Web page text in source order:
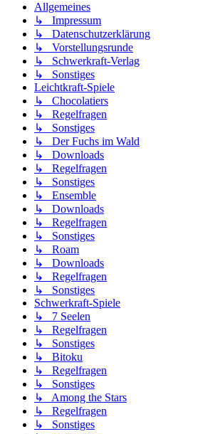
Allgemeines
↳ Impressum
↳ Datenschutzerklärung
↳ Vorstellungsrunde
↳ Schwerkraft-Verlag
↳ Sonstiges
Leichtkraft-Spiele
↳ Chocolatiers
↳ Regelfragen
↳ Sonstiges
↳ Der Fuchs im Wald
↳ Downloads
↳ Regelfragen
↳ Sonstiges
↳ Ensemble
↳ Downloads
↳ Regelfragen
↳ Sonstiges
↳ Roam
↳ Downloads
↳ Regelfragen
↳ Sonstiges
Schwerkraft-Spiele
↳ 7 Seelen
↳ Regelfragen
↳ Sonstiges
↳ Bitoku
↳ Regelfragen
↳ Sonstiges
↳ Among the Stars
↳ Regelfragen
↳ Sonstiges